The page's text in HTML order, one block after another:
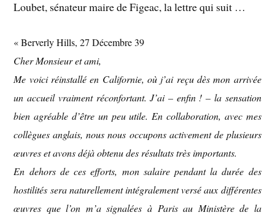
Loubet, sénateur maire de Figeac, la lettre qui suit …
« Berverly Hills, 27 Décembre 39
Cher Monsieur et ami,
Me voici réinstallé en Californie, où j’ai reçu dès mon arrivée
un accueil vraiment réconfortant. J’ai – enfin ! – la sensation
bien agréable d’être un peu utile. En collaboration, avec mes
collègues anglais, nous nous occupons activement de plusieurs
œuvres et avons déjà obtenu des résultats très importants.
En dehors de ces efforts, mon salaire pendant la durée des
hostilités sera naturellement intégralement versé aux différentes
œuvres que l’on m’a signalées à Paris au Ministère de la